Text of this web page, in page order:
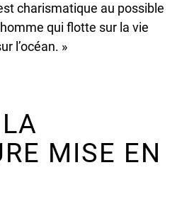
charismatique au possible
qui flotte sur la vie
l’océan. »
MISE EN